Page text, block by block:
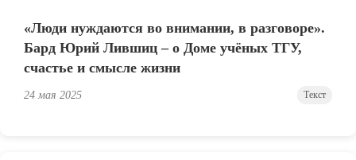
«Люди нуждаются во внимании, в разговоре».
Бард Юрий Лившиц – о Доме учёных ТГУ,
счастье и смысле жизни
24 мая 2025 Текст